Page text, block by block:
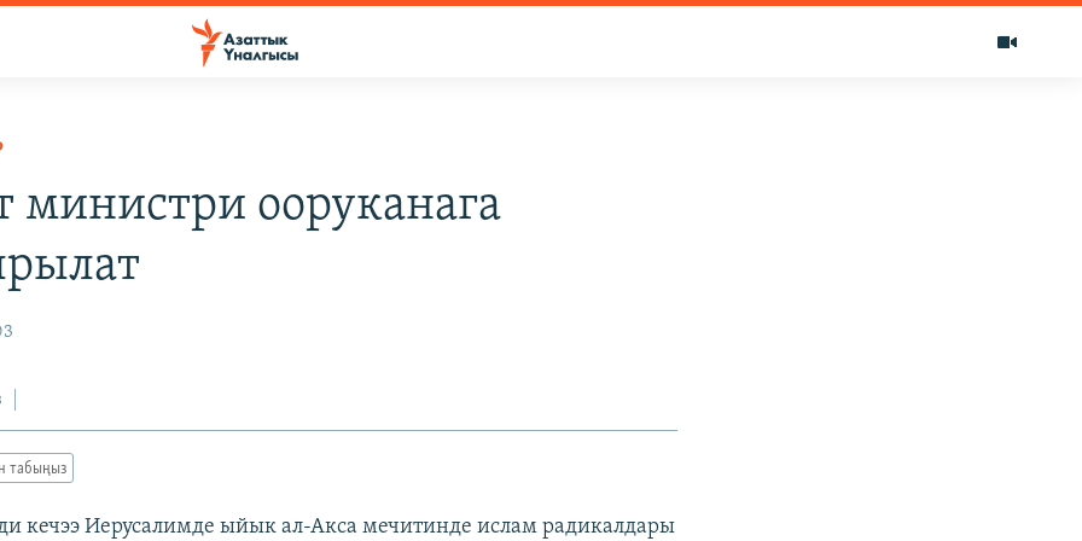
министри ооруканага
табыңыз
кечээ Иерусалимде ыйык ал-Акса мечитинде ислам радикалдары